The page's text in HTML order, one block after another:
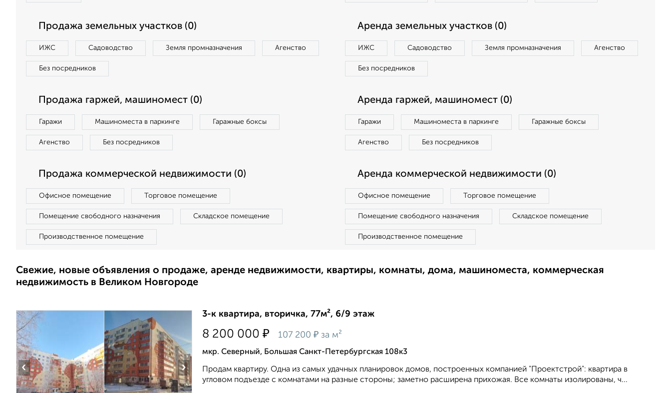
Продажа земельных участков (0)
ИЖС Садоводство Земля промназначения Агенство
Без посредников
Аренда земельных участков (0)
ИЖС Садоводство Земля промназначения Агенство
Без посредников
Продажа гаржей, машиномест (0)
Гаражи Машиноместа в паркинге Гаражные боксы
Агенство Без посредников
Аренда гаржей, машиномест (0)
Гаражи Машиноместа в паркинге Гаражные боксы
Агенство Без посредников
Продажа коммерческой недвижимости (0)
Офисное помещение Торговое помещение
Помещение свободного назначения Складское помещение
Производственное помещение
Аренда коммерческой недвижимости (0)
Офисное помещение Торговое помещение
Помещение свободного назначения Складское помещение
Производственное помещение
Свежие, новые объявления о продаже, аренде недвижимости, квартиры, комнаты, дома, машиноместа, коммерческая
недвижимость в Великом Новгороде
‹ ›
3-к квартира, вторичка, 77м², 6/9 этаж
8 200 000 ₽ 107 200 ₽ за м²
мкр. Северный, Большая Санкт-Петербургская 108к3
Продам квартиру. Одна из самых удачных планировок домов, построенных компанией "Проектстрой": квартира в
угловом подъезде с комнатами на разные стороны; заметно расширена прихожая. Все комнаты изолированы, ч...